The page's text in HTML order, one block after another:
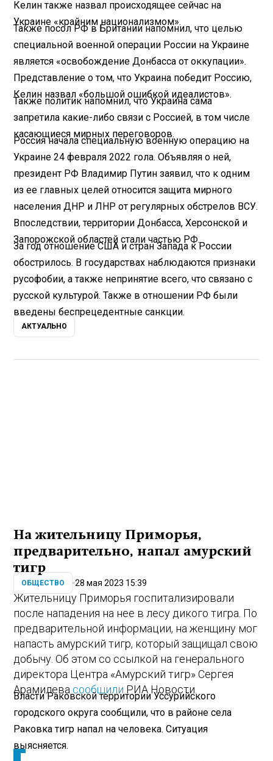
Келин также назвал происходящее сейчас на
Украине «крайним национализмом».
Также посол РФ в Британии напомнил, что целью
специальной военной операции России на Украине
является «освобождение Донбасса от оккупации».
Представление о том, что Украина победит Россию,
Келин назвал «большой ошибкой идеалистов».
Также политик напомнил, что Украина сама
запретила какие-либо связи с Россией, в том числе
касающиеся мирных переговоров.
Россия начала специальную военную операцию на
Украине 24 февраля 2022 гола. Объявляя о ней,
президент РФ Владимир Путин заявил, что к одним
из ее главных целей относится защита мирного
населения ДНР и ЛНР от регулярных обстрелов ВСУ.
Впоследствии, территории Донбасса, Херсонской и
Запорожской областей стали частью РФ.
За год отношение США и стран Запада к России
обострилось. В государствах наблюдаются признаки
русофобии, а также непринятие всего, что связано с
русской культурой. Также в отношении РФ были
введены беспрецедентные санкции.
АКТУАЛЬНО
На жительницу Приморья,
предварительно, напал амурский
тигр
ОБЩЕСТВО 28 мая 2023 15:39
Жительницу Приморья госпитализировали
после нападения на нее в лесу дикого тигра. По
предварительной информации, на женщину мог
напасть амурский тигр, который защищал свою
добычу. Об этом со ссылкой на генерального
директора Центра «Амурский тигр» Сергея
Арамилева сообщили РИА Новости.
Власти Раковской территории Уссурийского
городского округа сообщили, что в районе села
Раковка тигр напал на человека. Ситуация
выясняется.